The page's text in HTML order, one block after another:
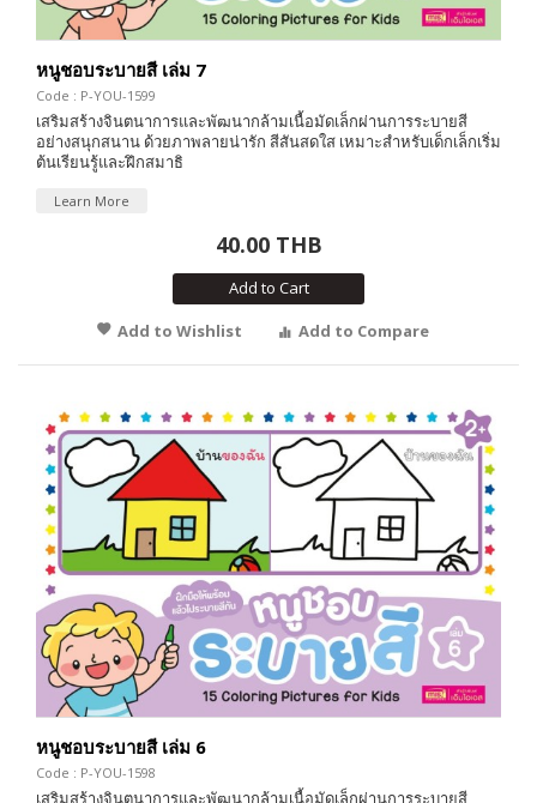
หนูชอบระบายสี เล่ม 7
Code : P-YOU-1599
เสริมสร้างจินตนาการและพัฒนากล้ามเนื้อมัดเล็กผ่านการระบายสี
อย่างสนุกสนาน ด้วยภาพลายน่ารัก สีสันสดใส เหมาะสำหรับเด็กเล็กเริ่ม
ต้นเรียนรู้และฝึกสมาธิ
Learn More
40.00 THB
Add to Cart
Add to Wishlist
Add to Compare
หนูชอบระบายสี เล่ม 6
Code : P-YOU-1598
เสริมสร้างจินตนาการและพัฒนากล้ามเนื้อมัดเล็กผ่านการระบายสี